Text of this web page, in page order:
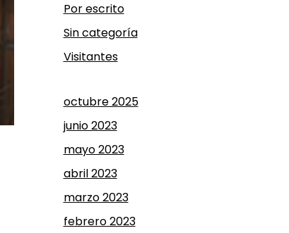
Por escrito
Sin categoría
Visitantes
octubre 2025
junio 2023
mayo 2023
abril 2023
marzo 2023
febrero 2023